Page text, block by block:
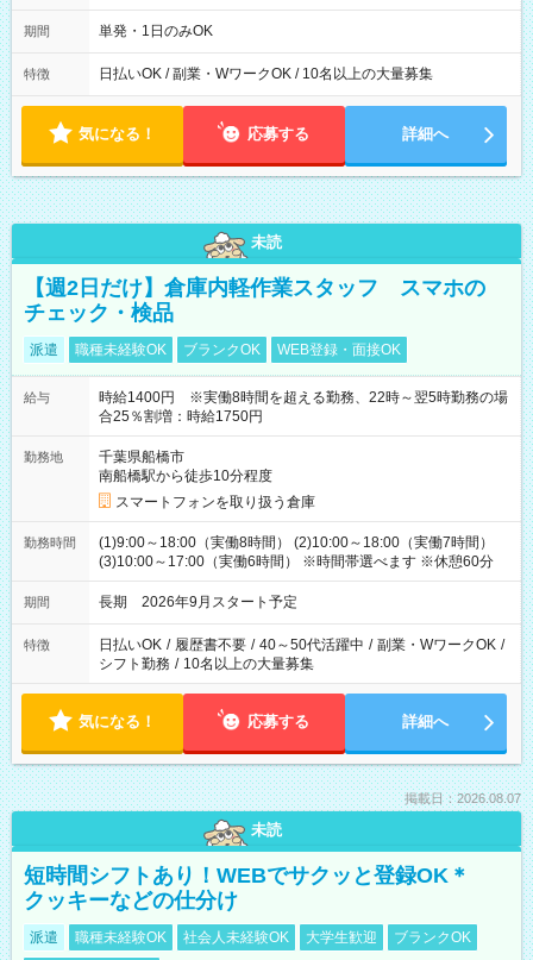
00～20：00
期間 単発・1日のみOK
特徴 日払いOK / 副業・WワークOK / 10名以上の大量募集
気になる！ 応募する 詳細へ
未読
【週2日だけ】倉庫内軽作業スタッフ スマホの
チェック・検品
派遣 職種未経験OK ブランクOK WEB登録・面接OK
給与
時給1400円 ※実働8時間を超える勤務、22時～翌5時勤務の場
合25％割増：時給1750円
勤務地
千葉県船橋市
南船橋駅から徒歩10分程度
スマートフォンを取り扱う倉庫
勤務時間
(1)9:00～18:00（実働8時間） (2)10:00～18:00（実働7時間）
(3)10:00～17:00（実働6時間） ※時間帯選べます ※休憩60分
期間 長期 2026年9月スタート予定
特徴 日払いOK / 履歴書不要 / 40～50代活躍中 / 副業・WワークOK /
シフト勤務 / 10名以上の大量募集
気になる！ 応募する 詳細へ
掲載日：2026.08.07
未読
短時間シフトあり！WEBでサクッと登録OK＊
クッキーなどの仕分け
派遣 職種未経験OK 社会人未経験OK 大学生歓迎
ブランクOK